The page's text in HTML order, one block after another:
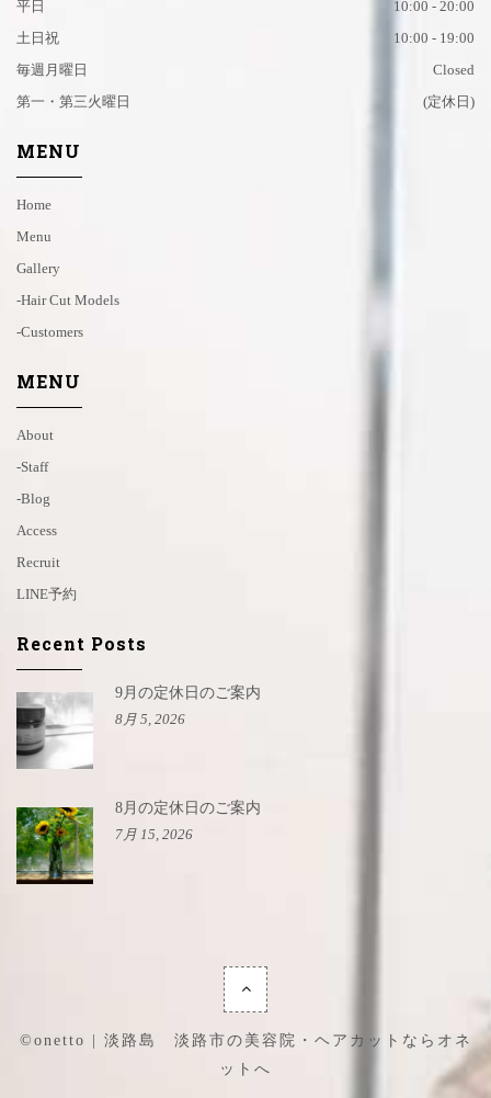
平日
10:00 - 20:00
土日祝
10:00 - 19:00
毎週月曜日
Closed
第一・第三火曜日
(定休日)
MENU
Home
Menu
Gallery
-hair Cut Models
-customers
MENU
About
-staff
-blog
Access
Recruit
LINE予約
Recent Posts
9月の定休日のご案内
8月 5, 2026
8月の定休日のご案内
7月 15, 2026
©onetto | 淡路島 淡路市の美容院・ヘアカットならオネ
ットへ